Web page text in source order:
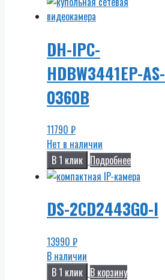
DH-IPC-
HDBW3441EP-AS-
0360B
11790 ₽
Нет в наличии
В 1 клик Подробнее
DS-2CD2443G0-I
13990 ₽
В наличии
В 1 клик В корзину